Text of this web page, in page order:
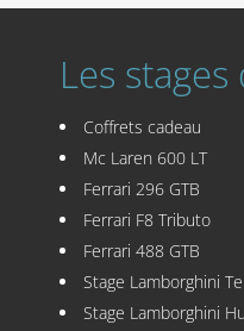
Les
Coffrets cadeau
Mc Laren 600 LT
Ferrari 296 GTB
Ferrari F8 Tributo
Ferrari 488 GTB
Stage Lamborghini
Stage Lamborghini